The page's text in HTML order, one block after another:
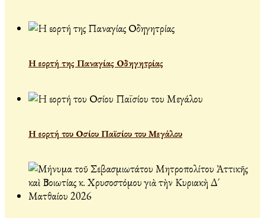
Η εορτή της Παναγίας Οδηγητρίας
Η εορτή του Οσίου Παϊσίου του Μεγάλου